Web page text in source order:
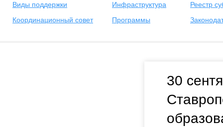
Виды поддержки Инфраструктура
Реестр
Координационный совет
Программы
30